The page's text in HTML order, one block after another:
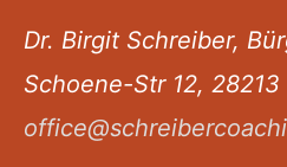
Dr. Birgit Schreiber,
Schoene-Str 12, 28213